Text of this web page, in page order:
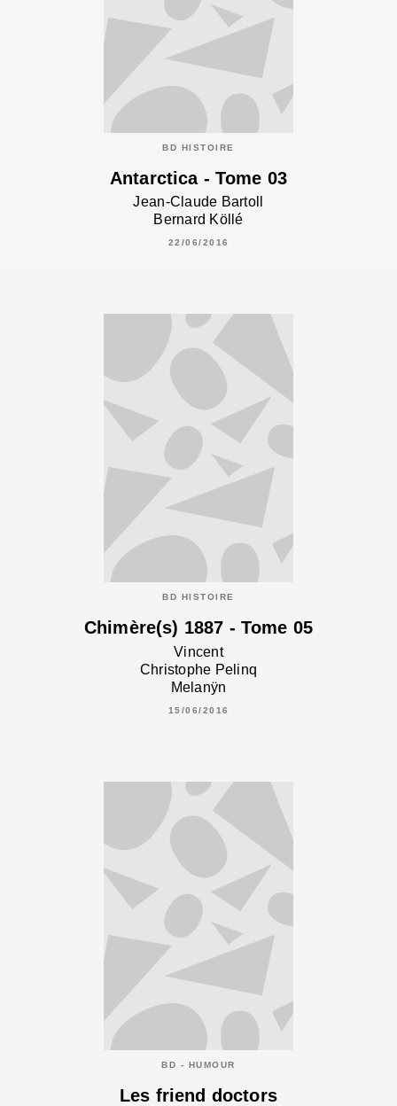
BD HISTOIRE
Antarctica - Tome 03
Jean-Claude Bartoll
Bernard Köllé
22/06/2016
BD HISTOIRE
Chimère(s) 1887 - Tome 05
Vincent
Christophe Pelinq
Melanÿn
15/06/2016
BD - HUMOUR
Les friend doctors